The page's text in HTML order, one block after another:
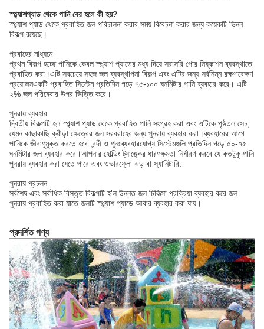
স্প্ল্যাশপ্যাড থেকে পানি বের হলে কী হয়?
স্প্ল্যাশ প্যাড থেকে প্রবাহিত জল পরিচালনা করার সময় বিবেচনা করার জন্য কয়েকটি ভিন্ন
বিকল্প রয়েছে।
প্রবাহের মাধ্যমে
প্রথম বিকল্প হচ্ছে পানিকে কেবল স্প্ল্যাশ প্যাডের মধ্য দিয়ে সরাসরি পৌর নিষ্কাশন ব্যবস্থাতে
প্রবাহিত করা।এটি সবচেয়ে সহজ জল ব্যবস্থাপনা বিকল্প এবং এটির জন্য সর্বনিম্ন রক্ষণাবেক্ষণ
প্রয়োজনএকটি প্রবাহিত সিস্টেম প্রতিদিন গড়ে ৭৫-১০০ ঘনমিটার পানি ব্যবহার করে। এটি
২% জল পরিষেবার উপর ভিত্তি করে।
পুনরায় ব্যবহার
দ্বিতীয় বিকল্পটি হল স্প্ল্যাশ প্যাড থেকে প্রবাহিত পানি সংগ্রহ করা এবং এটিকে পৃষ্ঠতল সেচ,
যেমন কাছাকাছি ক্রীড়া ক্ষেত্রের জল সরবরাহের জন্য পুনরায় ব্যবহার করা।ব্যবহারের আগে
পানিকে জীবাণুমুক্ত করতে হবে. বন্দী ও পুনঃব্যবহারযোগ্য সিস্টেমগুলি প্রতিদিন গড়ে ৫০-৭৫
ঘনমিটার জল ব্যবহার করে।আপনার হোল্ডিং ট্যাঙ্কের ধারণক্ষমতা নির্ধারণ করবে যে কতটুকু পানি
পুনরায় ব্যবহার করা যেতে পারে এবং ওভারফ্লো ঝড় বা স্যানিটারি.
পুনরায় প্রচলন
সর্বশেষ এবং সর্বাধিক বিস্তৃত বিকল্পটি হ'ল উন্নত জল চিকিত্সা প্রক্রিয়া ব্যবহার করে জল
পুনরায় প্রবাহিত করা যাতে জলটি স্প্ল্যাশ প্যাডে আবার ব্যবহার করা যায়।
প্রদর্শিত পণ্য